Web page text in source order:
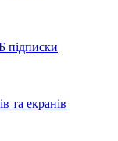
підписки
та екранів